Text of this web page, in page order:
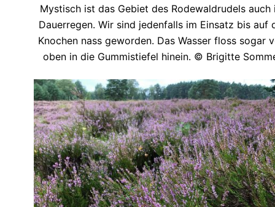
Mystisch ist das Gebiet des Rodewaldrudels auch
Dauerregen. Wir sind jedenfalls im Einsatz bis auf
Knochen nass geworden. Das Wasser floss sogar
oben in die Gummistiefel hinein. © Brigitte